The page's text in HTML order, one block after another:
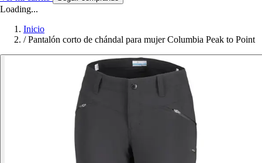
Loading...
Inicio
/ Pantalón corto de chándal para mujer Columbia Peak to Point